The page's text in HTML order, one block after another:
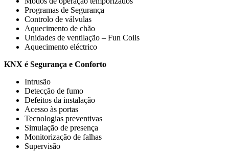
Programas de Segurança
Controlo de válvulas
Aquecimento de chão
Unidades de ventilação – Fun Coils
Aquecimento eléctrico
KNX é Segurança e Conforto
Intrusão
Detecção de fumo
Defeitos da instalação
Acesso às portas
Tecnologias preventivas
Simulação de presença
Monitorização de falhas
Supervisão